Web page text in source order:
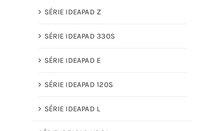
SÉRIE IDEAPAD Z
SÉRIE IDEAPAD 330S
SÉRIE IDEAPAD E
SÉRIE IDEAPAD 120S
SÉRIE IDEAPAD L